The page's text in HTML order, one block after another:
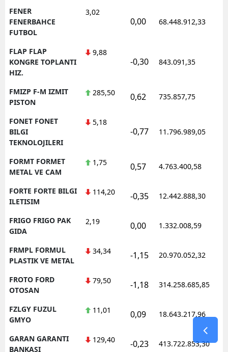
FENER
FENERBAHCE
FUTBOL
3,02
0,00 68.448.912,33
FLAP FLAP
KONGRE TOPLANTI
HIZ.
9,88
-0,30 843.091,35
FMIZP F-M IZMIT
PISTON
285,50 0,62 735.857,75
FONET FONET
BILGI
TEKNOLOJILERI
5,18
-0,77 11.796.989,05
FORMT FORMET
METAL VE CAM
1,75 0,57 4.763.400,58
FORTE FORTE BILGI
ILETISIM
114,20 -0,35 12.442.888,30
FRIGO FRIGO PAK
GIDA
2,19 0,00 1.332.008,59
FRMPL FORMUL
PLASTIK VE METAL
34,34 -1,15 20.970.052,32
FROTO FORD
OTOSAN
79,50 -1,18 314.258.685,85
FZLGY FUZUL
GMYO
11,01 0,09 18.643.217,96
GARAN GARANTI
BANKASI
129,40 -0,23 413.722.853,30